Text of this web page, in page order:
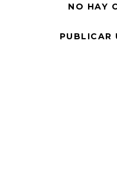
NO HAY
PUBLICAR